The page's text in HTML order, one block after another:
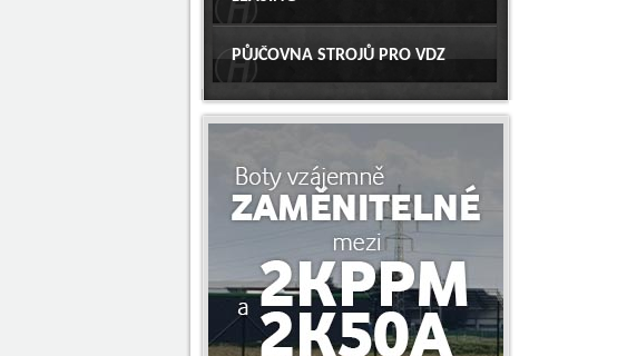
PŮJČOVNA STROJŮ PRO VDZ